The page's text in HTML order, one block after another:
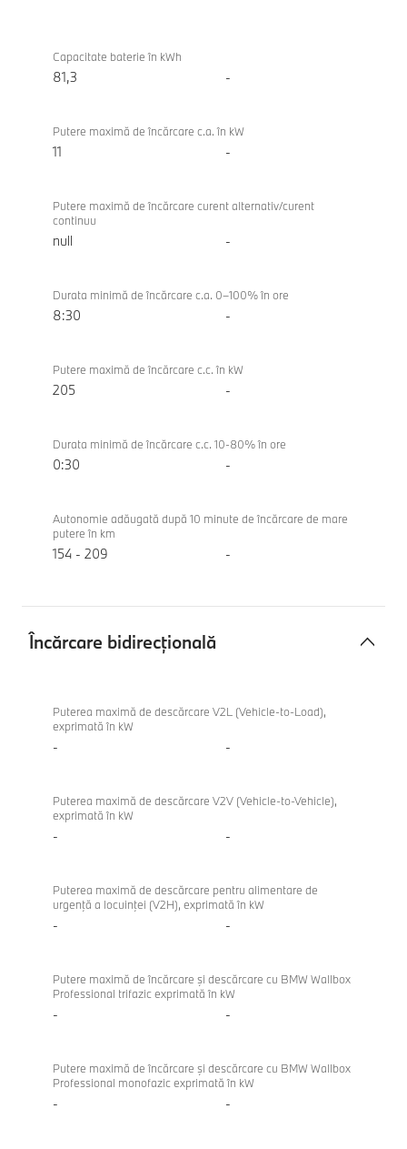
Încărcare
eDrive40
Gran
Capacitate baterie în kWh
81,3 -
Putere maximă de încărcare c.a. în kW
11 -
Putere maximă de încărcare curent alternativ/curent
continuu
null -
Durata minimă de încărcare c.a. 0–100% în ore
8:30 -
Putere maximă de încărcare c.c. în kW
205 -
Durata minimă de încărcare c.c. 10-80% în ore
0:30 -
Autonomie adăugată după 10 minute de încărcare de mare
putere în km
154 - 209 -
Încărcare bidirecțională
bidirecțională
eDrive40
Gran
Coupé
Puterea maximă de descărcare V2L (Vehicle-to-Load),
exprimată în kW
- -
Puterea maximă de descărcare V2V (Vehicle-to-Vehicle),
exprimată în kW
- -
Puterea maximă de descărcare pentru alimentare de
urgenţă a locuinţei (V2H), exprimată în kW
- -
Putere maximă de încărcare şi descărcare cu BMW Wallbox
Professional trifazic exprimată în kW
- -
Putere maximă de încărcare şi descărcare cu BMW Wallbox
Professional monofazic exprimată în kW
- -